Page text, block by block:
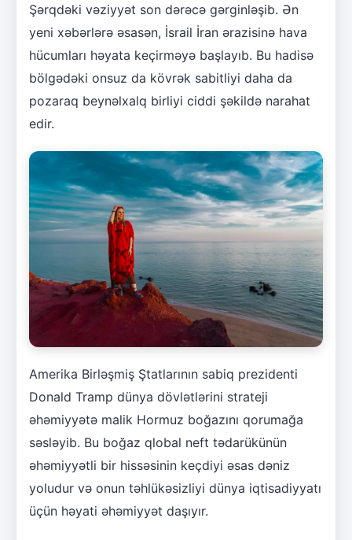
Şərqdəki vəziyyət son dərəcə gərginləşib. Ən
yeni xəbərlərə əsasən, İsrail İran ərazisinə hava
hücumları həyata keçirməyə başlayıb. Bu hadisə
bölgədəki onsuz da kövrək sabitliyi daha da
pozaraq beynəlxalq birliyi ciddi şəkildə narahat
edir.
Amerika Birləşmiş Ştatlarının sabiq prezidenti
Donald Tramp dünya dövlətlərini strateji
əhəmiyyətə malik Hormuz boğazını qorumağa
səsləyib. Bu boğaz qlobal neft tədarükünün
əhəmiyyətli bir hissəsinin keçdiyi əsas dəniz
yoludur və onun təhlükəsizliyi dünya iqtisadiyyatı
üçün həyati əhəmiyyət daşıyır.